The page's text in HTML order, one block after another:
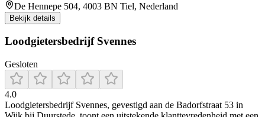
De Hennepe 504, 4003 BN Tiel, Nederland
Bekijk details
Loodgietersbedrijf Svennes
Gesloten
4.0
Loodgietersbedrijf Svennes, gevestigd aan de Badorfstraat 53 in